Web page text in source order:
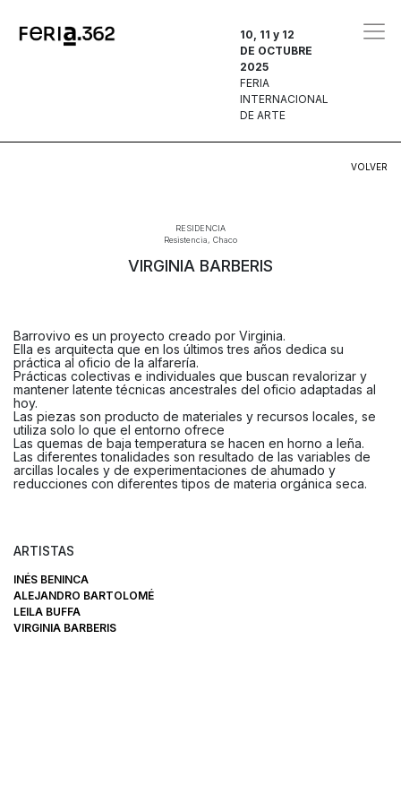
10, 11 y 12
DE OCTUBRE
2025
FERIA
INTERNACIONAL
DE ARTE
VOLVER
RESIDENCIA
Resistencia, Chaco
VIRGINIA BARBERIS
Barrovivo es un proyecto creado por Virginia.
Ella es arquitecta que en los últimos tres años dedica su
práctica al oficio de la alfarería.
Prácticas colectivas e individuales que buscan revalorizar y
mantener latente técnicas ancestrales del oficio adaptadas al
hoy.
Las piezas son producto de materiales y recursos locales, se
utiliza solo lo que el entorno ofrece
Las quemas de baja temperatura se hacen en horno a leña.
Las diferentes tonalidades son resultado de las variables de
arcillas locales y de experimentaciones de ahumado y
reducciones con diferentes tipos de materia orgánica seca.
ARTISTAS
INÉS BENINCA
ALEJANDRO BARTOLOMÉ
LEILA BUFFA
VIRGINIA BARBERIS